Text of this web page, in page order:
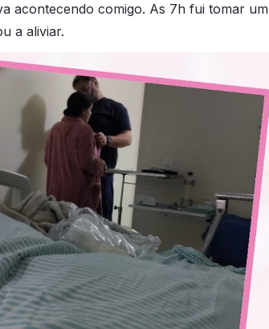
acontecendo comigo. As 7h fui tomar um
a aliviar.